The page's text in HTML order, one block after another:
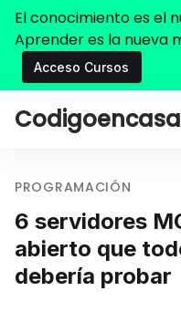
El conocimiento es el
Aprender es la nueva
Acceso Cursos
PROGRAMACIÓN
6 servidores
abierto que
debería probar